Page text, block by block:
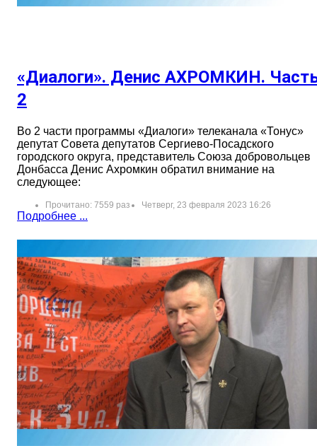
«Диалоги». Денис АХРОМКИН.
2
Во 2 части программы «Диалоги» телеканала «Тонус»
депутат Совета депутатов Сергиево-Посадского
городского округа, представитель Союза добровольцев
Донбасса Денис Ахромкин обратил внимание на
следующее:
Прочитано: 7559 раз Четверг, 23 февраля 2023 16:26
Подробнее ...